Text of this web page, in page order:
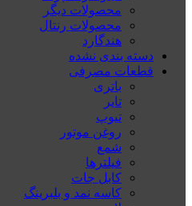
محصولات دیگر
محصولات رنتال
هندگارد
دسته بندی نشده
قطعات مصرفی
باتری
تایر
تیوپ
روغن موتور
شمع
فیلترها
کابل جات
کاسه نمد و بلبرینگ